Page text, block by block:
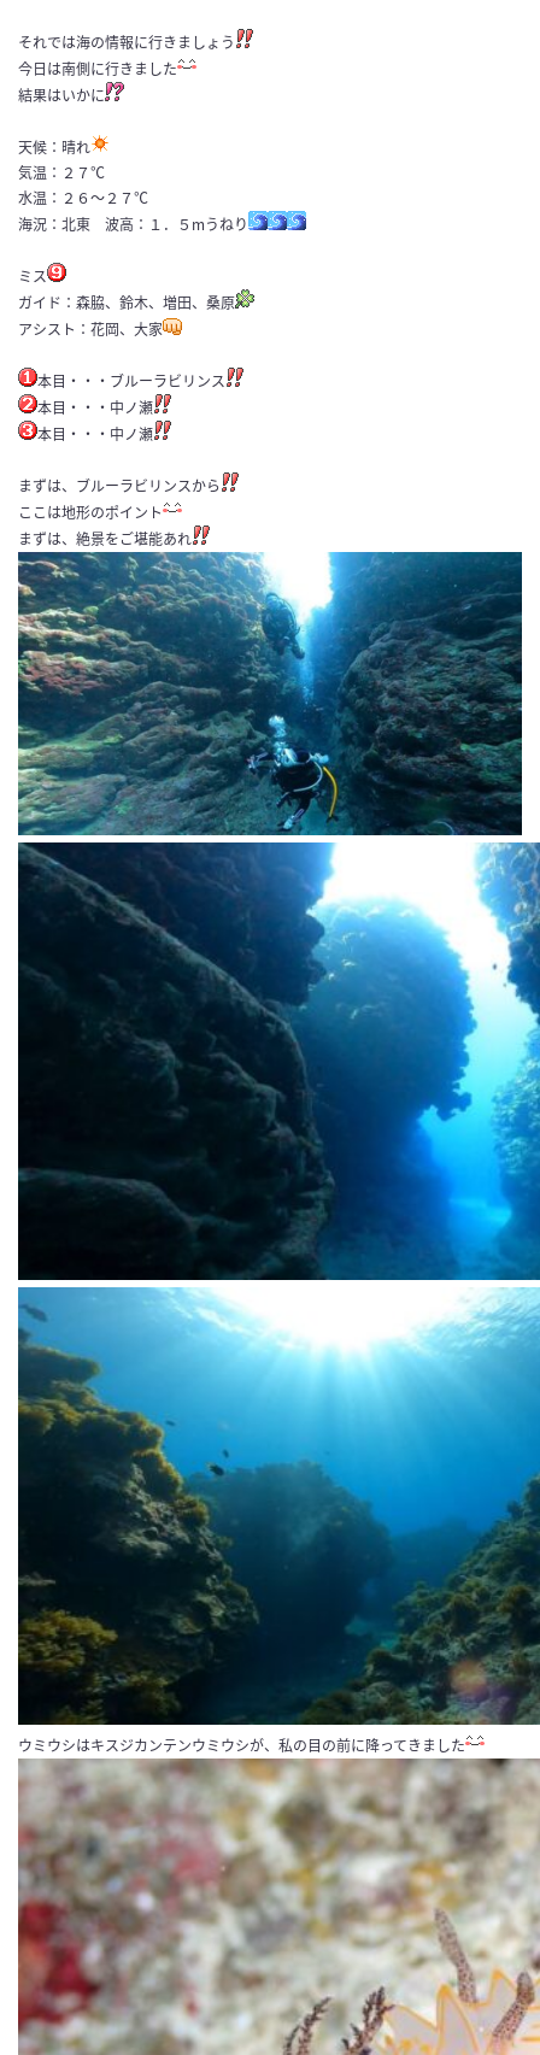
それでは海の情報に行きましょう
今日は南側に行きました
結果はいかに
天候：晴れ
気温：２７℃
水温：２６〜２７℃
海況：北東 波高：１．５mうねり
ミス
ガイド：森脇、鈴木、増田、桑原
アシスト：花岡、大家
本目・・・ブルーラビリンス
本目・・・中ノ瀬
本目・・・中ノ瀬
まずは、ブルーラビリンスから
ここは地形のポイント
まずは、絶景をご堪能あれ
ウミウシはキスジカンテンウミウシが、私の目の前に降ってきました